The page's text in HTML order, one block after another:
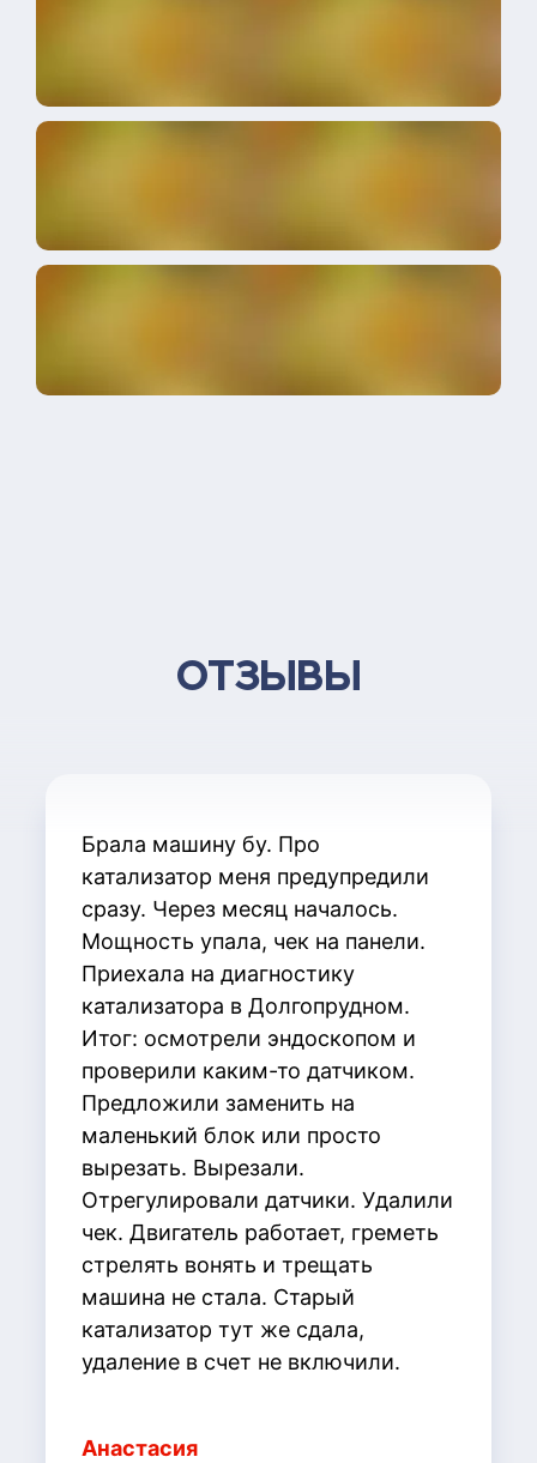
Отзывы
Брала машину бу. Про
катализатор меня предупредили
сразу. Через месяц началось.
Мощность упала, чек на панели.
Приехала на диагностику
катализатора в Долгопрудном.
Итог: осмотрели эндоскопом и
проверили каким-то датчиком.
Предложили заменить на
маленький блок или просто
вырезать. Вырезали.
Отрегулировали датчики. Удалили
чек. Двигатель работает, греметь
стрелять вонять и трещать
машина не стала. Старый
катализатор тут же сдала,
удаление в счет не включили.
Анастасия